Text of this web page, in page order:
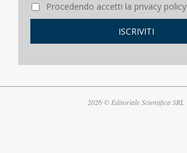
Procedendo accetti la privacy policy
2026 © Editoriale Scientifica SRL